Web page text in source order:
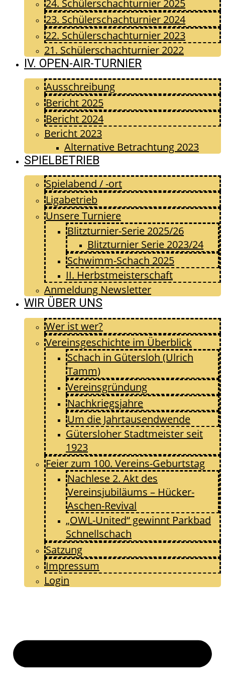
24. Schülerschachturnier 2025
23. Schülerschachturnier 2024
22. Schülerschachturnier 2023
21. Schülerschachturnier 2022
IV. OPEN-AIR-TURNIER
Ausschreibung
Bericht 2025
Bericht 2024
Bericht 2023
Alternative Betrachtung 2023
SPIELBETRIEB
Spielabend / -ort
Ligabetrieb
Unsere Turniere
Blitzturnier-Serie 2025/26
Blitzturnier Serie 2023/24
Schwimm-Schach 2025
II. Herbstmeisterschaft
Anmeldung Newsletter
WIR ÜBER UNS
Wer ist wer?
Vereinsgeschichte im Überblick
Schach in Gütersloh (Ulrich
Tamm)
Vereinsgründung
Nachkriegsjahre
Um die Jahrtausendwende
Gütersloher Stadtmeister seit
1923
Feier zum 100. Vereins-Geburtstag
Nachlese 2. Akt des
Vereinsjubiläums – Hücker-
Aschen-Revival
„OWL-United“ gewinnt Parkbad
Schnellschach
Satzung
Impressum
Login